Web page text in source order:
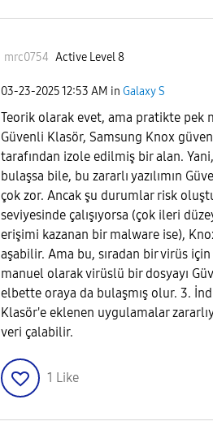
mrc0754 Active Level 8
‎03-23-202512:53 AM in Galaxy S
Teorik olarak evet, ama pratikte pek
Güvenli Klasör, Samsung Knox
tarafından izole edilmiş bir alan.
bulaşsa bile, bu zararlı yazılımın
çok zor. Ancak şu durumlar risk
seviyesinde çalışıyorsa (çok ileri
erişimi kazanan bir malware ise),
aşabilir. Ama bu, sıradan bir virüs
manuel olarak virüslü bir dosyayı
elbette oraya da bulaşmış olur. 3.
Klasör'e eklenen uygulamalar
veri çalabilir.
1 Like